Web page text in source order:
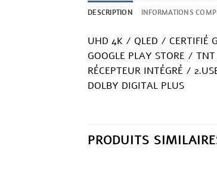
DESCRIPTION INFORMATIONS
UHD 4K / QLED / CERTIFIÉ
GOOGLE PLAY STORE /
RÉCEPTEUR INTÉGRÉ /
DOLBY DIGITAL PLUS
PRODUITS